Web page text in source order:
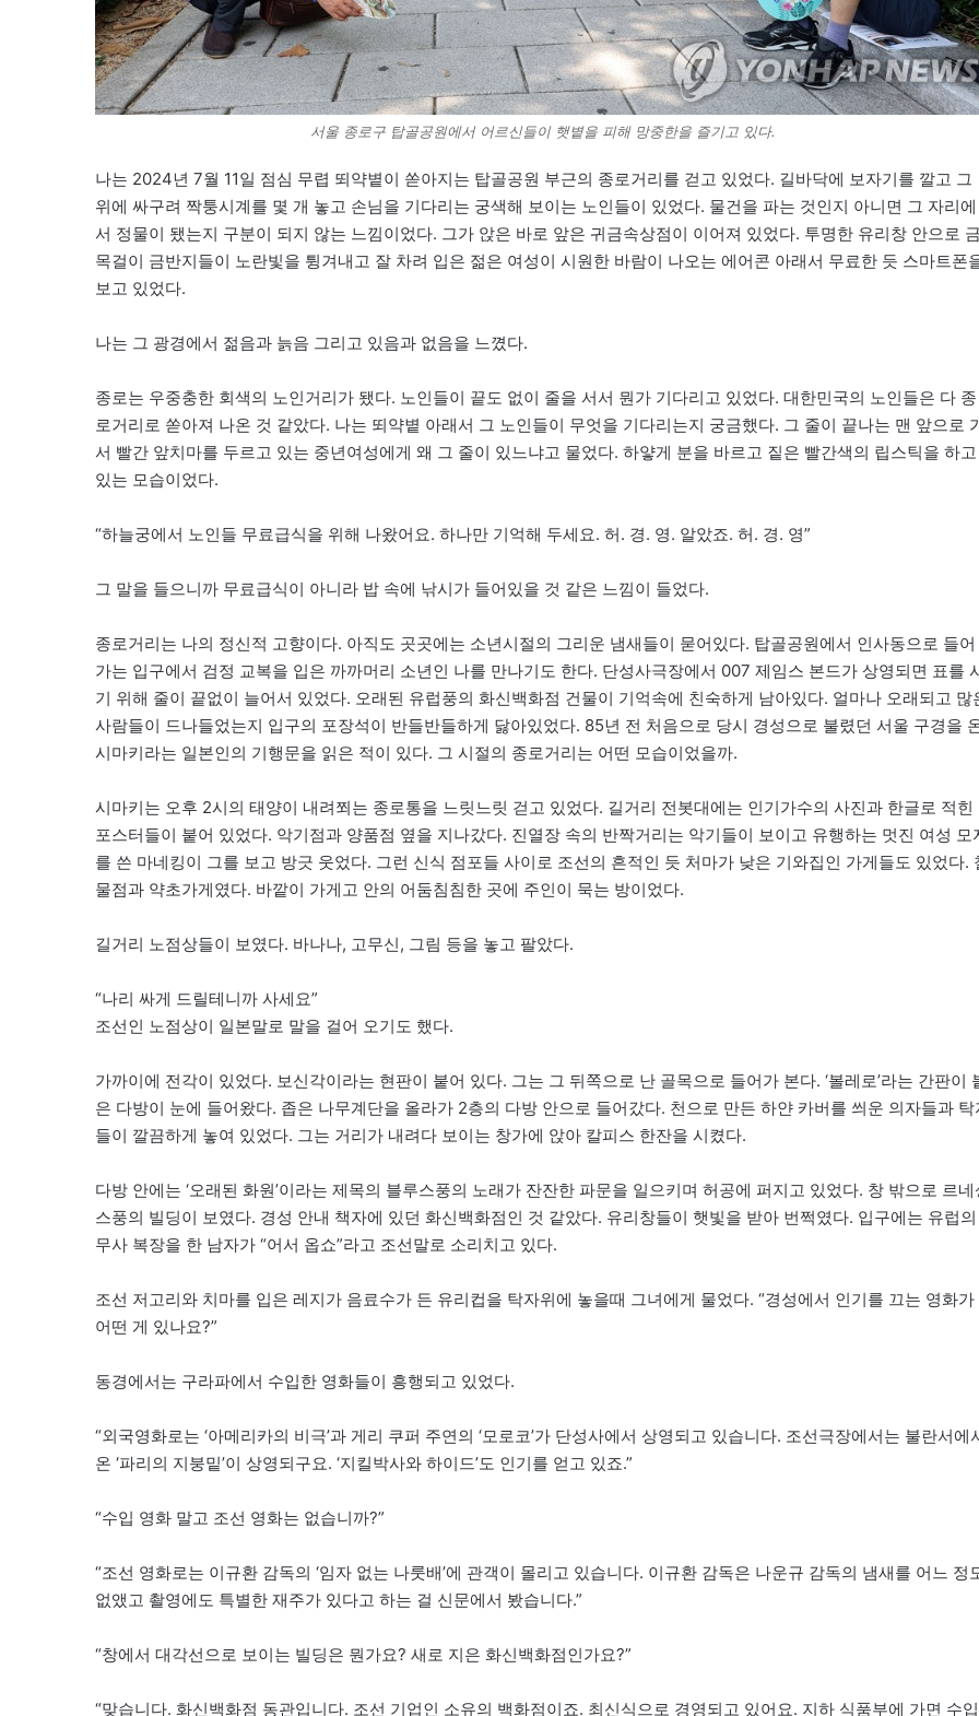
서울 종로구 탑골공원에서 어르신들이 햇볕을 피해 망중한을 즐기고 있다.
나는 2024년 7월 11일 점심 무렵 뙤약볕이 쏟아지는 탑골공원 부근의 종로거리를 걷고 있었다. 길바닥에 보자기를 깔고 그
위에 싸구려 짝퉁시계를 몇 개 놓고 손님을 기다리는 궁색해 보이는 노인들이 있었다. 물건을 파는 것인지 아니면 그 자리에
서 정물이 됐는지 구분이 되지 않는 느낌이었다. 그가 앉은 바로 앞은 귀금속상점이 이어져 있었다. 투명한 유리창 안으로 금
목걸이 금반지들이 노란빛을 튕겨내고 잘 차려 입은 젊은 여성이 시원한 바람이 나오는 에어콘 아래서 무료한 듯 스마트폰
보고 있었다.
나는 그 광경에서 젊음과 늙음 그리고 있음과 없음을 느꼈다.
종로는 우중충한 회색의 노인거리가 됐다. 노인들이 끝도 없이 줄을 서서 뭔가 기다리고 있었다. 대한민국의 노인들은 다 종
로거리로 쏟아져 나온 것 같았다. 나는 뙤약볕 아래서 그 노인들이 무엇을 기다리는지 궁금했다. 그 줄이 끝나는 맨 앞으로
서 빨간 앞치마를 두르고 있는 중년여성에게 왜 그 줄이 있느냐고 물었다. 하얗게 분을 바르고 짙은 빨간색의 립스틱을 하고
있는 모습이었다.
“하늘궁에서 노인들 무료급식을 위해 나왔어요. 하나만 기억해 두세요. 허. 경. 영. 알았죠. 허. 경. 영”
그 말을 들으니까 무료급식이 아니라 밥 속에 낚시가 들어있을 것 같은 느낌이 들었다.
종로거리는 나의 정신적 고향이다. 아직도 곳곳에는 소년시절의 그리운 냄새들이 묻어있다. 탑골공원에서 인사동으로 들어
가는 입구에서 검정 교복을 입은 까까머리 소년인 나를 만나기도 한다. 단성사극장에서 007 제임스 본드가 상영되면 표를
기 위해 줄이 끝없이 늘어서 있었다. 오래된 유럽풍의 화신백화점 건물이 기억속에 친숙하게 남아있다. 얼마나 오래되고 많
사람들이 드나들었는지 입구의 포장석이 반들반들하게 닳아있었다. 85년 전 처음으로 당시 경성으로 불렸던 서울 구경을
시마키라는 일본인의 기행문을 읽은 적이 있다. 그 시절의 종로거리는 어떤 모습이었을까.
시마키는 오후 2시의 태양이 내려쬐는 종로통을 느릿느릿 걷고 있었다. 길거리 전봇대에는 인기가수의 사진과 한글로 적힌
포스터들이 붙어 있었다. 악기점과 양품점 옆을 지나갔다. 진열장 속의 반짝거리는 악기들이 보이고 유행하는 멋진 여성 모
를 쓴 마네킹이 그를 보고 방긋 웃었다. 그런 신식 점포들 사이로 조선의 흔적인 듯 처마가 낮은 기와집인 가게들도 있었다.
물점과 약초가게였다. 바깥이 가게고 안의 어둠침침한 곳에 주인이 묵는 방이었다.
길거리 노점상들이 보였다. 바나나, 고무신, 그림 등을 놓고 팔았다.
“나리 싸게 드릴테니까 사세요”
조선인 노점상이 일본말로 말을 걸어 오기도 했다.
가까이에 전각이 있었다. 보신각이라는 현판이 붙어 있다. 그는 그 뒤쪽으로 난 골목으로 들어가 본다. ‘볼레로’라는 간판이
은 다방이 눈에 들어왔다. 좁은 나무계단을 올라가 2층의 다방 안으로 들어갔다. 천으로 만든 하얀 카버를 씌운 의자들과 탁
들이 깔끔하게 놓여 있었다. 그는 거리가 내려다 보이는 창가에 앉아 칼피스 한잔을 시켰다.
다방 안에는 ‘오래된 화원’이라는 제목의 블루스풍의 노래가 잔잔한 파문을 일으키며 허공에 퍼지고 있었다. 창 밖으로 르네
스풍의 빌딩이 보였다. 경성 안내 책자에 있던 화신백화점인 것 같았다. 유리창들이 햇빛을 받아 번쩍였다. 입구에는 유럽의
무사 복장을 한 남자가 “어서 옵쇼”라고 조선말로 소리치고 있다.
조선 저고리와 치마를 입은 레지가 음료수가 든 유리컵을 탁자위에 놓을때 그녀에게 물었다. “경성에서 인기를 끄는 영화가
어떤 게 있나요?”
동경에서는 구라파에서 수입한 영화들이 흥행되고 있었다.
“외국영화로는 ‘아메리카의 비극’과 게리 쿠퍼 주연의 ‘모로코’가 단성사에서 상영되고 있습니다. 조선극장에서는 불란서에
온 ‘파리의 지붕밑’이 상영되구요. ‘지킬박사와 하이드’도 인기를 얻고 있죠.”
“수입 영화 말고 조선 영화는 없습니까?”
“조선 영화로는 이규환 감독의 ‘임자 없는 나룻배’에 관객이 몰리고 있습니다. 이규환 감독은 나운규 감독의 냄새를 어느 정
없앴고 촬영에도 특별한 재주가 있다고 하는 걸 신문에서 봤습니다.”
“창에서 대각선으로 보이는 빌딩은 뭔가요? 새로 지은 화신백화점인가요?”
“맞습니다. 화신백화점 동관입니다. 조선 기업인 소유의 백화점이죠. 최신식으로 경영되고 있어요. 지하 식품부에 가면 수입